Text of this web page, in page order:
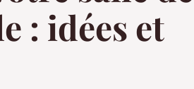
: idées et